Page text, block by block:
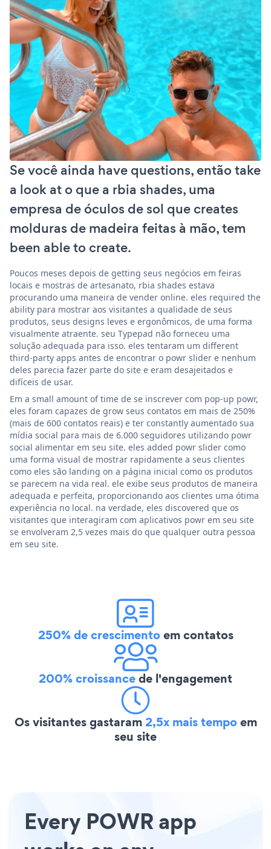
Se você ainda have questions, então take
a look at o que a rbia shades, uma
empresa de óculos de sol que creates
molduras de madeira feitas à mão, tem
been able to create.
Poucos meses depois de getting seus negócios em feiras
locais e mostras de artesanato, rbia shades estava
procurando uma maneira de vender online. eles required the
ability para mostrar aos visitantes a qualidade de seus
produtos, seus designs leves e ergonômicos, de uma forma
visualmente atraente. seu Typepad não forneceu uma
solução adequada para isso. eles tentaram um different
third-party apps antes de encontrar o powr slider e nenhum
deles parecia fazer parte do site e eram desajeitados e
difíceis de usar.
Em a small amount of time de se inscrever com pop-up powr,
eles foram capazes de grow seus contatos em mais de 250%
(mais de 600 contatos reais) e ter constantly aumentado sua
mídia social para mais de 6.000 seguidores utilizando powr
social alimentar em seu site. eles added powr slider como
uma forma visual de mostrar rapidamente a seus clientes
como eles são landing on a página inicial como os produtos
se parecem na vida real. ele exibe seus produtos de maneira
adequada e perfeita, proporcionando aos clientes uma ótima
experiência no local. na verdade, eles discovered que os
visitantes que interagiram com aplicativos powr em seu site
se envolveram 2,5 vezes mais do que qualquer outra pessoa
em seu site.
250% de crescimentoem contatos
200% croissancede l'engagement
Os visitantes gastaram2,5x mais tempoem
seu site
Every POWR app